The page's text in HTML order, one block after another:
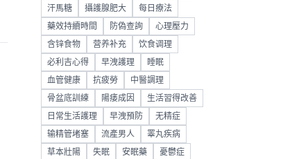
汗馬糖 攝護腺肥大 每日療法
藥效持續時間 防偽查詢 心理壓力
含锌食物 营养补充 饮食调理
必利吉心得 早洩護理 睡眠
血管健康 抗疲勞 中醫調理
骨盆底訓練 陽痿成因 生活習得改善
日常生活護理 早洩預防 无精症
输精管堵塞 流產男人 睪丸疾病
草本壯陽 失眠 安眠藥 憂鬱症